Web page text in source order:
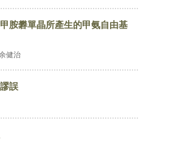
胺礬單晶所產生的甲氨自由基
健治
誤